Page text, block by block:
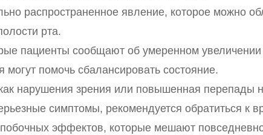
распространенное явление, которое можно
рта.
пациенты сообщают об умеренном
помочь сбалансировать состояние.
нарушения зрения или повышенная перепады
симптомы, рекомендуется обратиться к
эффектов, которые мешают